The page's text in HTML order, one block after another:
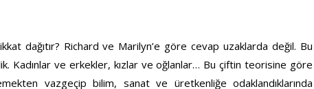
dağıtır? Richard ve Marilyn’e göre cevap uzaklarda değil. Bu
Kadınlar ve erkekler, kızlar ve oğlanlar… Bu çiftin teorisine göre
vazgeçip bilim, sanat ve üretkenliğe odaklandıklarında